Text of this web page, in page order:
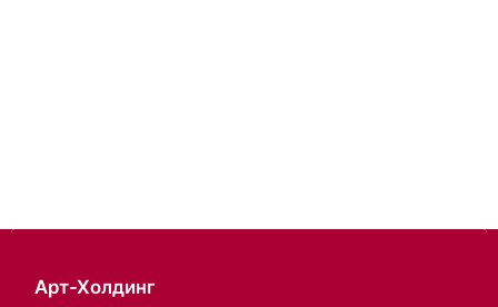
Арт-Холдинг